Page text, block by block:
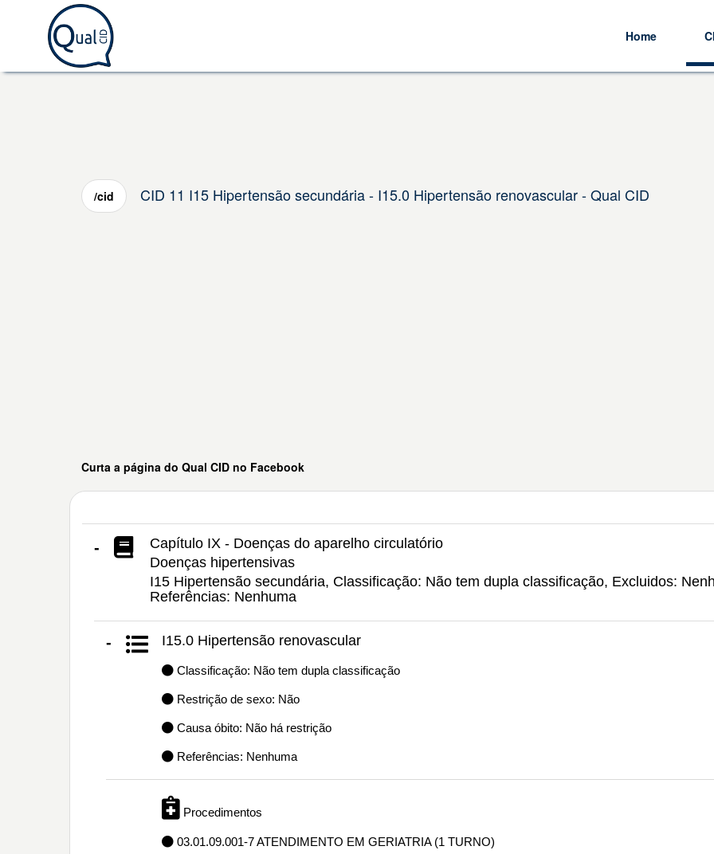
Home
/cid CID 11 I15 Hipertensão secundária - I15.0 Hipertensão renovascular - Qual CID
Curta a página do Qual CID no Facebook
-
Capítulo IX - Doenças do aparelho circulatório
Doenças hipertensivas
I15 Hipertensão secundária, Classificação: Não tem dupla classificação, Excluidos:
Referências: Nenhuma
- I15.0 Hipertensão renovascular
Classificação: Não tem dupla classificação
Restrição de sexo: Não
Causa óbito: Não há restrição
Referências: Nenhuma
Procedimentos
03.01.09.001-7 ATENDIMENTO EM GERIATRIA (1 TURNO)